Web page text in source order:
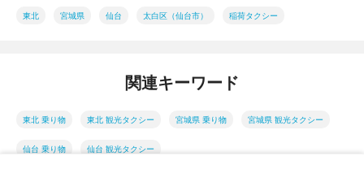
東北 宮城県 仙台 太白区（仙台市） 稲荷タクシー
関連キーワード
東北 乗り物 東北 観光タクシー 宮城県 乗り物 宮城県 観光タクシー
仙台 乗り物 仙台 観光タクシー